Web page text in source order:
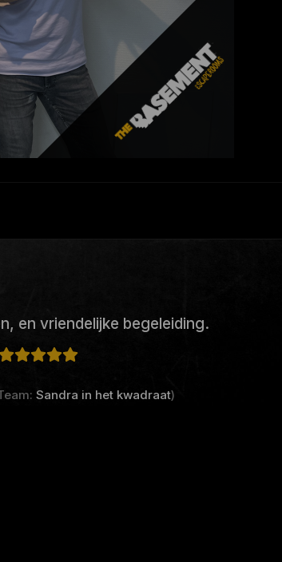
en vriendelijke begeleiding.
Sandra in het kwadraat)